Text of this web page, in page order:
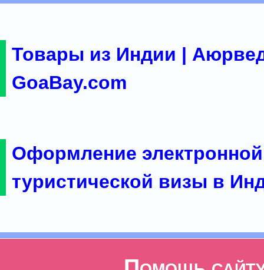
Товары из Индии |
GoaBay.com
Оформление электронной
туристической визы в